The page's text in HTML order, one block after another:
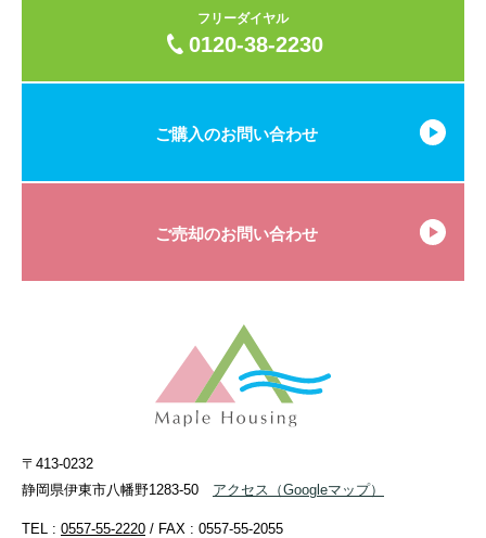
フリーダイヤル
0120-38-2230
ご購入のお問い合わせ
ご売却のお問い合わせ
〒413-0232
静岡県伊東市八幡野1283-50
アクセス （Googleマップ）
TEL : 0557-55-2220 / FAX : 0557-55-2055